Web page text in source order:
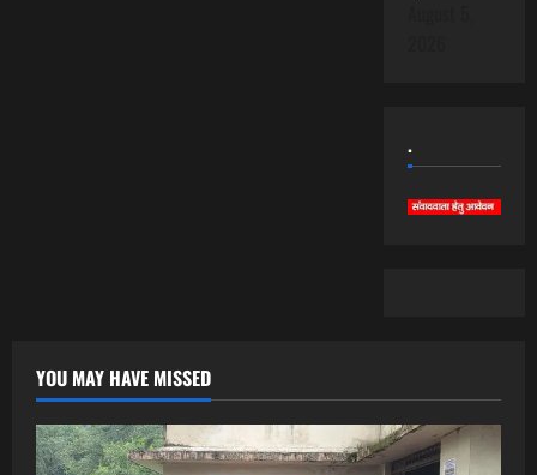
.
YOU MAY HAVE MISSED